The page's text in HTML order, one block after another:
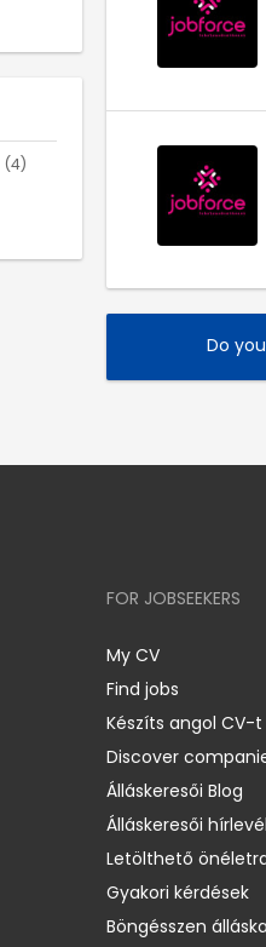
Do
(4)
FOR JOBSEEKERS
My CV
Find jobs
Készíts angol CV-t
Discover
Álláskeresői Blog
Álláskeresői
Letölthető
Gyakori kérdések
Böngésszen